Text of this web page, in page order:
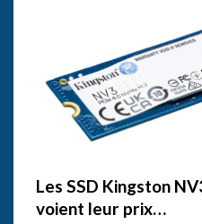
Les SSD Kingston
voient leur prix…